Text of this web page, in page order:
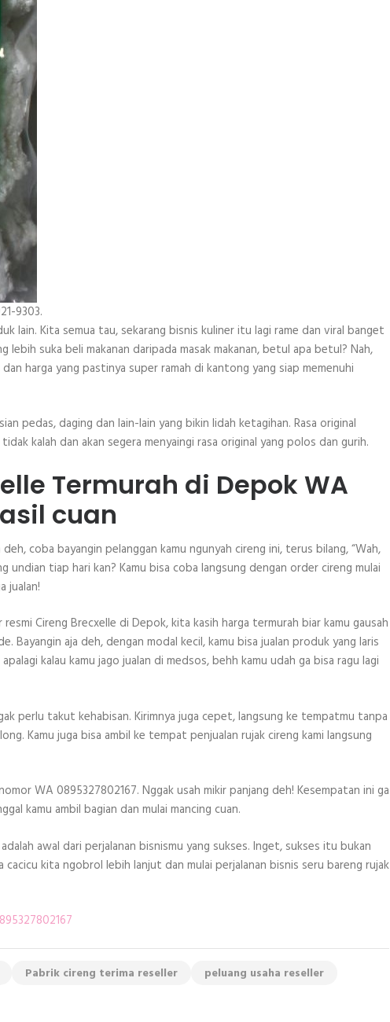
9303.
lain. Kita semua tau, sekarang bisnis kuliner itu lagi rame dan viral banget
suka beli makanan daripada masak makanan, betul apa betul? Nah,
harga yang pastinya super ramah di kantong yang siap memenuhi
pedas, daging dan lain-lain yang bikin lidah ketagihan. Rasa original
kalah dan akan segera menyaingi rasa original yang polos dan gurih.
Termurah di Depok WA
cuan
coba bayangin pelanggan kamu ngunyah cireng ini, terus bilang, “Wah,
undian tiap hari kan? Kamu bisa coba langsung dengan order cireng mulai
jualan!
Cireng Brecxelle di Depok, kita kasih harga termurah biar kamu gausah
aja deh, dengan modal kecil, kamu bisa jualan produk yang laris
kalau kamu jago jualan di medsos, behh kamu udah ga bisa ragu lagi
perlu takut kehabisan. Kirimnya juga cepet, langsung ke tempatmu tanpa
Kamu juga bisa ambil ke tempat penjualan rujak cireng kami langsung
WA 0895327802167. Nggak usah mikir panjang deh! Kesempatan ini ga
kamu ambil bagian dan mulai mancing cuan.
awal dari perjalanan bisnismu yang sukses. Inget, sukses itu bukan
kita ngobrol lebih lanjut dan mulai perjalanan bisnis seru bareng rujak
Pabrik cireng terima reseller
peluang usaha reseller